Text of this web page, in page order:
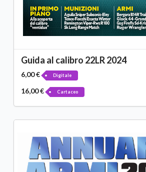
Guida al calibro 22LR 2024
6,00 € Digitale
16,00 € Cartaceo